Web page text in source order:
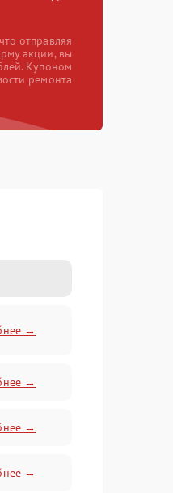
отправляя
акции, вы
Купоном
ремонта
→
→
→
→